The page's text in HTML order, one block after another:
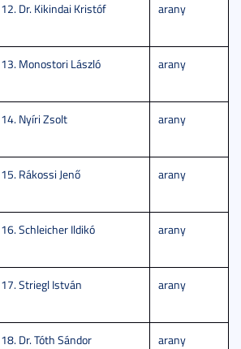
12. Dr. Kikindai Kristóf arany
13. Monostori László arany
14. Nyíri Zsolt arany
15. Rákossi Jenő arany
16. Schleicher Ildikó arany
17. Striegl István arany
18. Dr. Tóth Sándor arany